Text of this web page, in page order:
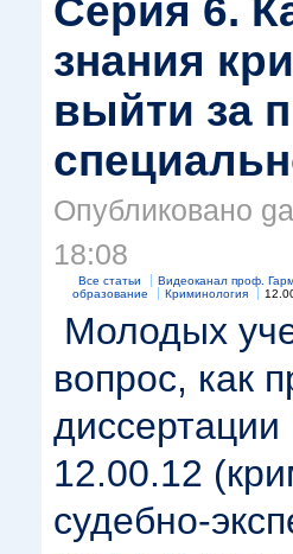
Серия 6.
знания
выйти за
Опубликовано
18:08
Все статьи
Видеоканал проф.
образование
Криминология
Молодых
вопрос, как
12.00.12
судебно-